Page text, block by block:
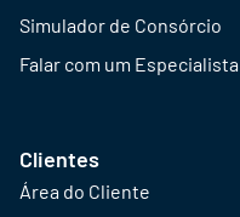
Simulador de Consórcio
Falar com um Especialista
Clientes
Área do Cliente